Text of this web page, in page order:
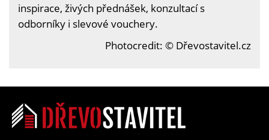
inspirace, živých přednášek, konzultací s
odborníky i slevové vouchery.
Photocredit: © Dřevostavitel.cz